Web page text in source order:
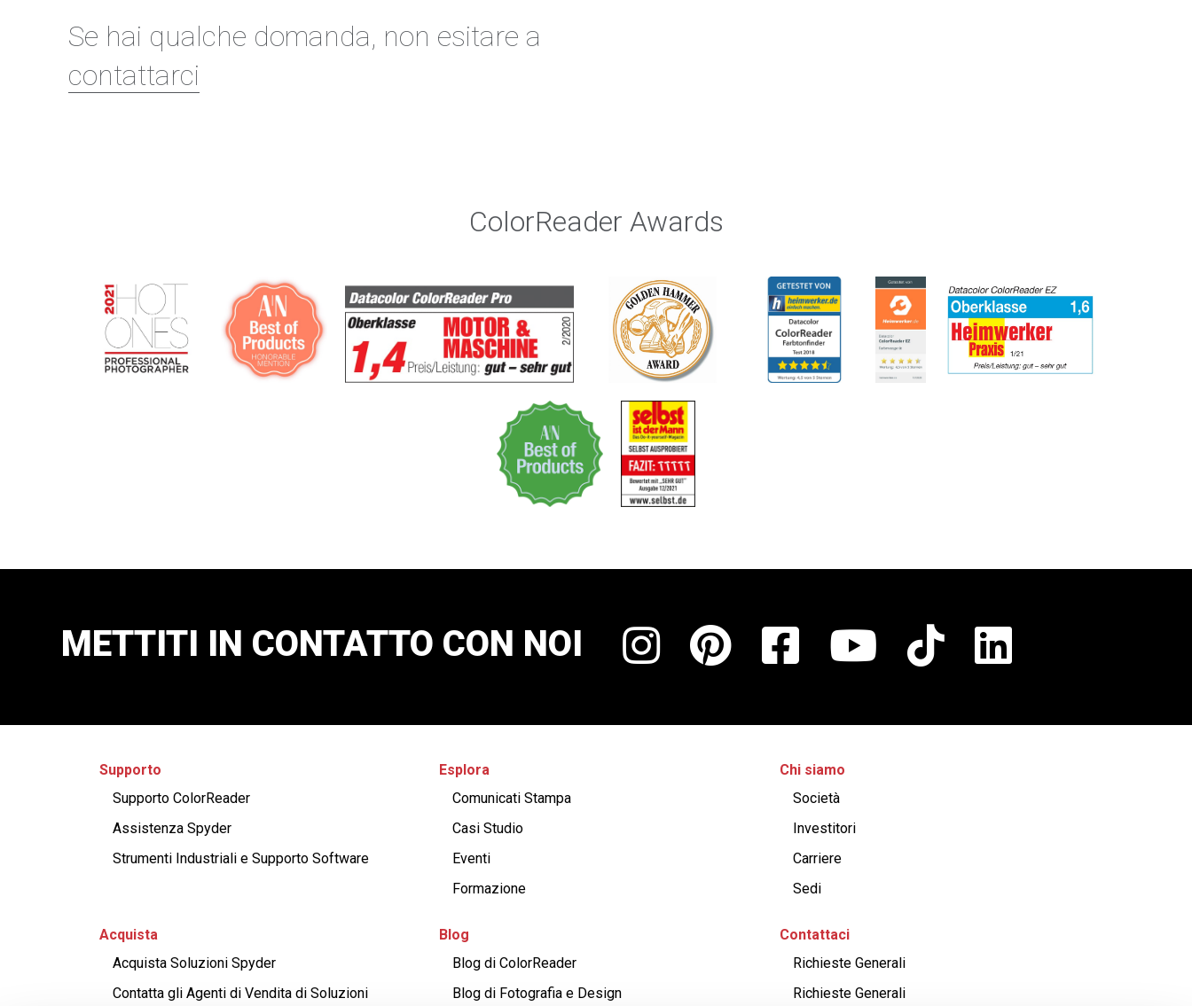
Se hai qualche domanda, non esitare a
contattarci
ColorReader Awards
METTITI IN CONTATTO CON NOI
Supporto
Supporto ColorReader
Assistenza Spyder
Strumenti Industriali e Supporto Software
Acquista
Acquista Soluzioni Spyder
Contatta gli Agenti di Vendita di Soluzioni
Esplora
Comunicati Stampa
Casi Studio
Eventi
Formazione
Blog
Blog di ColorReader
Blog di Fotografia e Design
Chi siamo
Società
Investitori
Carriere
Sedi
Contattaci
Richieste Generali
Richieste Generali